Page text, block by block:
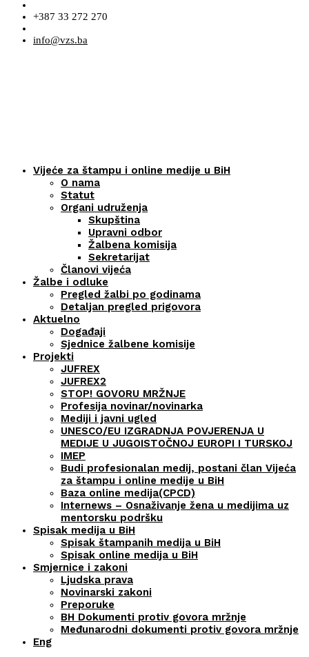
+387 33 272 270
info@vzs.ba
Vijeće za štampu i online medije u BiH
O nama
Statut
Organi udruženja
Skupština
Upravni odbor
Žalbena komisija
Sekretarijat
Članovi vijeća
Žalbe i odluke
Pregled žalbi po godinama
Detaljan pregled prigovora
Aktuelno
Događaji
Sjednice žalbene komisije
Projekti
JUFREX
JUFREX2
STOP! GOVORU MRŽNJE
Profesija novinar/novinarka
Mediji i javni ugled
UNESCO/EU IZGRADNJA POVJERENJA U
MEDIJE U JUGOISTOČNOJ EUROPI I TURSKOJ
IMEP
Budi profesionalan medij, postani član Vijeća
za štampu i online medije u BiH
Baza online medija(CPCD)
Internews – Osnaživanje žena u medijima uz
mentorsku podršku
Spisak medija u BiH
Spisak štampanih medija u BiH
Spisak online medija u BiH
Smjernice i zakoni
Ljudska prava
Novinarski zakoni
Preporuke
BH Dokumenti protiv govora mržnje
Međunarodni dokumenti protiv govora mržnje
Eng